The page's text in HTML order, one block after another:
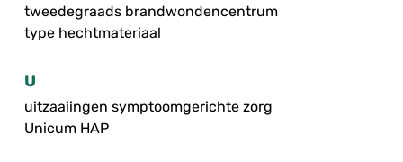
tweedegraads brandwondencentrum
type hechtmateriaal
U
uitzaaiingen symptoomgerichte zorg
Unicum HAP